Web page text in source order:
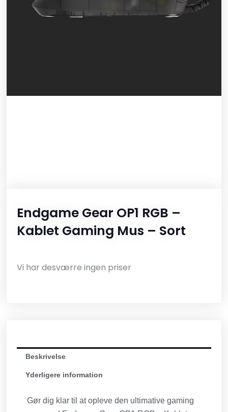
Endgame Gear OP1 RGB –
Kablet Gaming Mus – Sort
Vi har desværre ingen priser
Beskrivelse
Yderligere information
Gør dig klar til at opleve den ultimative gaming